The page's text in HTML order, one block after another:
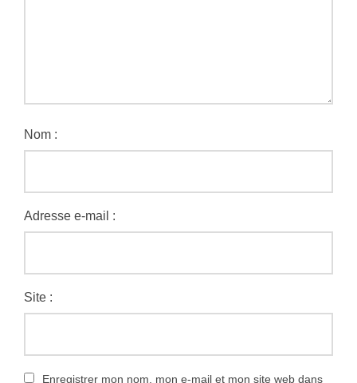
Nom :
Adresse e-mail :
Site :
Enregistrer mon nom, mon e-mail et mon site web dans